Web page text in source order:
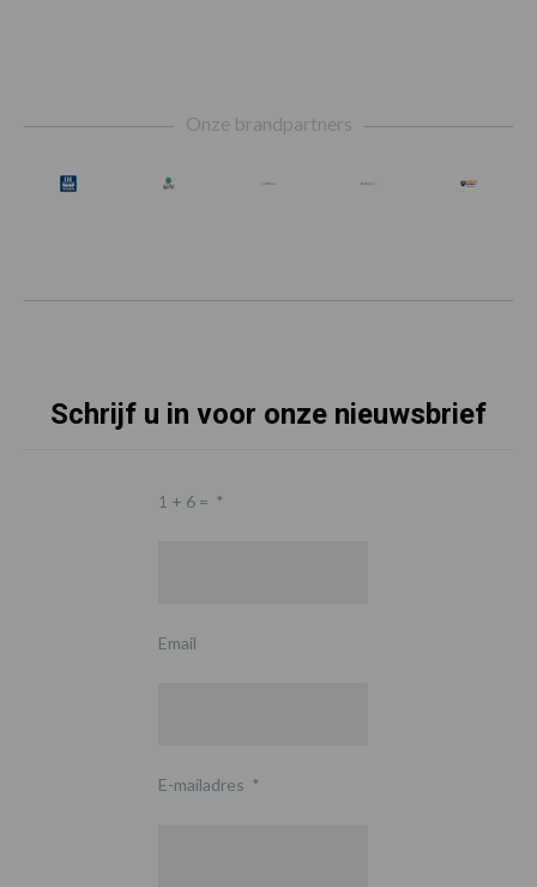
Onze brandpartners
Schrijf u in voor onze nieuwsbrief
1 + 6 = *
Email
E-mailadres *